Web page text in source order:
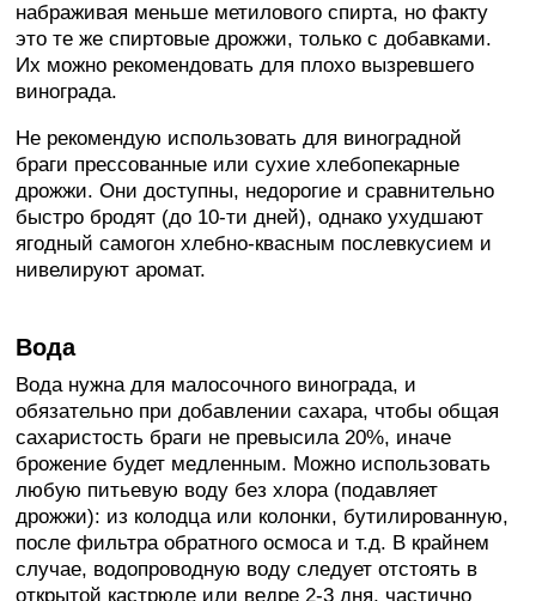
набраживая меньше метилового спирта, но факту
это те же спиртовые дрожжи, только с добавками.
Их можно рекомендовать для плохо вызревшего
винограда.
Не рекомендую использовать для виноградной
браги прессованные или сухие хлебопекарные
дрожжи. Они доступны, недорогие и сравнительно
быстро бродят (до 10-ти дней), однако ухудшают
ягодный самогон хлебно-квасным послевкусием и
нивелируют аромат.
Вода
Вода нужна для малосочного винограда, и
обязательно при добавлении сахара, чтобы общая
сахаристость браги не превысила 20%, иначе
брожение будет медленным. Можно использовать
любую питьевую воду без хлора (подавляет
дрожжи): из колодца или колонки, бутилированную,
после фильтра обратного осмоса и т.д. В крайнем
случае, водопроводную воду следует отстоять в
открытой кастрюле или ведре 2-3 дня, частично